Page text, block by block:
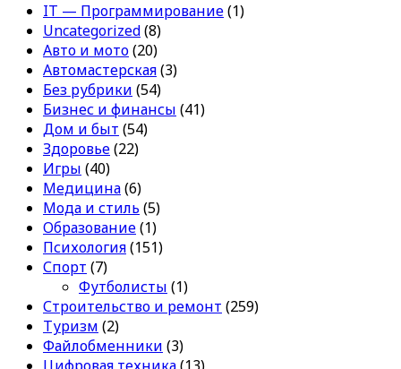
IT — Программирование(1)
Uncategorized(8)
Авто и мото(20)
Автомастерская(3)
Без рубрики (54)
Бизнес и финансы (41)
Дом и быт (54)
Здоровье(22)
Игры (40)
Медицина(6)
Мода и стиль (5)
Образование(1)
Психология(151)
Спорт (7)
Футболисты (1)
Строительство и ремонт (259)
Туризм (2)
Файлобменники (3)